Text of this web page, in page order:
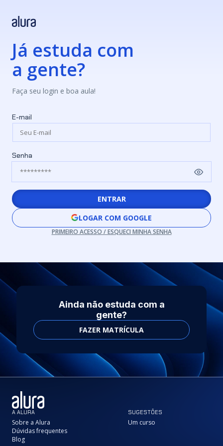
Já estuda com
a gente?
Faça seu login e boa aula!
E-mail
Senha
ENTRAR
LOGAR COM GOOGLE
PRIMEIRO ACESSO / ESQUECI MINHA SENHA
Ainda não estuda com a
gente?
FAZER MATRÍCULA
A ALURA
Sobre a Alura
Dúvidas frequentes
Blog
SUGESTÕES
Um curso